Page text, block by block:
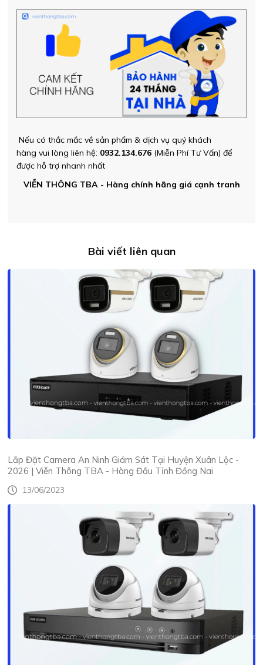
Nếu có thắc mắc về sản phẩm & dịch vụ quý khách
hàng vui lòng liên hệ: 0932.134.676 (Miễn Phí Tư Vấn) để
được hỗ trợ nhanh nhất
VIỄN THÔNG TBA - Hàng chính hãng giá cạnh tranh
Bài viết liên quan
Lắp Đặt Camera An Ninh Giám Sát Tại Huyện Xuân Lộc -
2026 | Viễn Thông TBA - Hàng Đầu Tỉnh Đồng Nai
13/06/2023